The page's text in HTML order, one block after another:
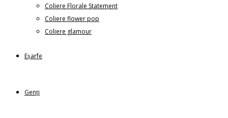
Coliere Florale Statement
Coliere flower pop
Coliere glamour
Eșarfe
Genți